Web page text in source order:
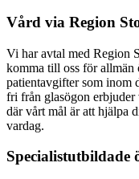
Vård via Region
Vi har avtal med Region
komma till oss för
patientavgifter som inom
fri från glasögon erbjuder
där vårt mål är att hjälpa
vardag.
Specialistutbildade